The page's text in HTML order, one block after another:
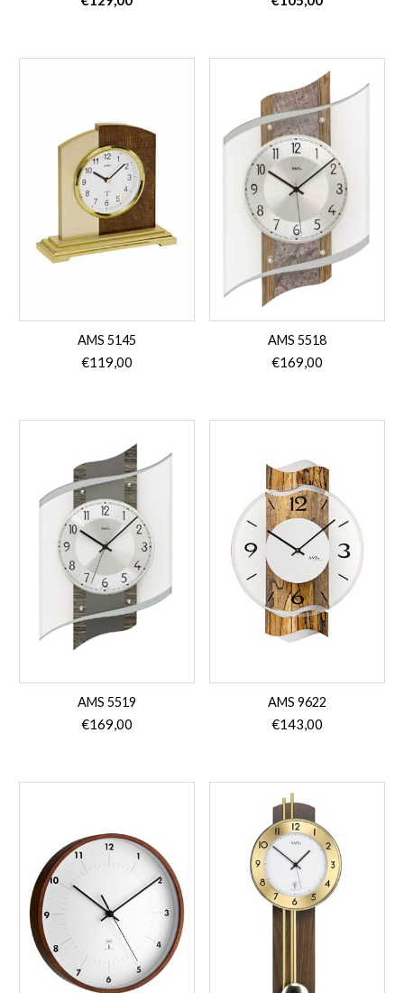
AMS 5145
€119,00
AMS 5518
€169,00
AMS 5519
€169,00
AMS 9622
€143,00